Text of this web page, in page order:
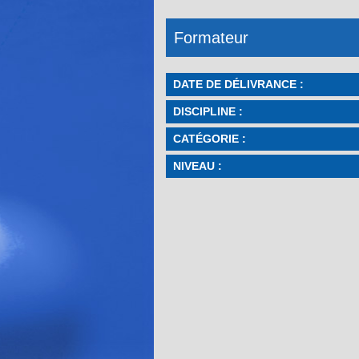
Formateur
DATE DE DÉLIVRANCE :
DISCIPLINE :
CATÉGORIE :
NIVEAU :